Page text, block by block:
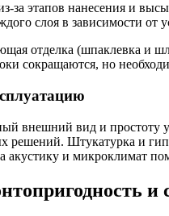
этапов нанесения и
слоя в зависимости от
отделка (шпаклевка и
сокращаются, но
внешний вид и простоту
решений. Штукатурка и
и микроклимат